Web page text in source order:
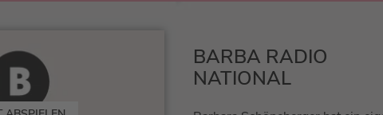
BARBA RADIO
NATIONAL